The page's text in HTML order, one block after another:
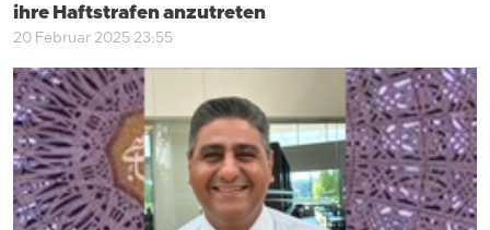
ihre Haftstrafen anzutreten
20 Februar 2025 23:55